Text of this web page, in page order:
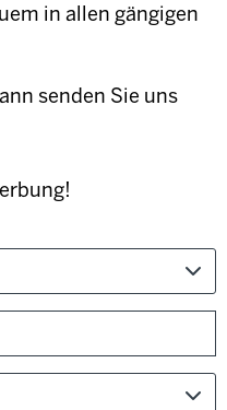
in allen gängigen
senden Sie uns